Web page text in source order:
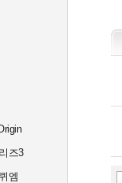
즈3
엠